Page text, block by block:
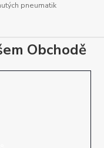
pneumatik
Obchodě